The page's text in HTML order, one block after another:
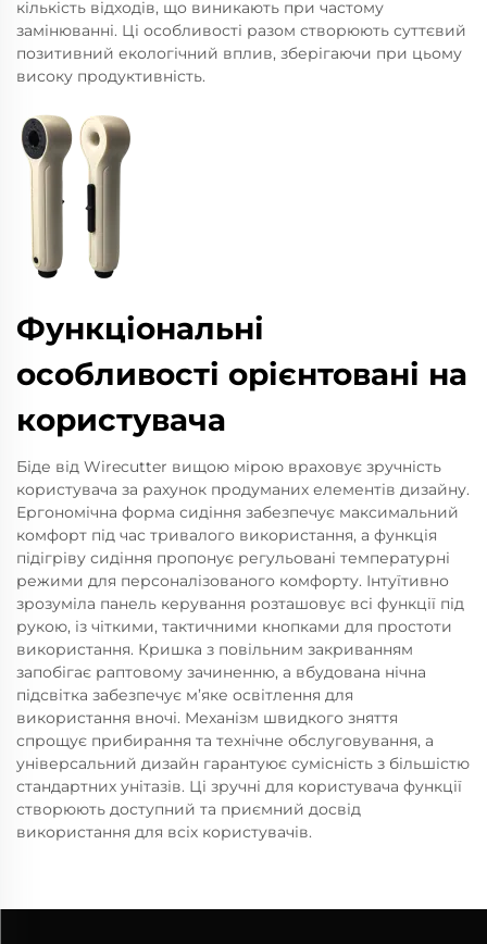
кількість відходів, що виникають при частому
замінюванні. Ці особливості разом створюють суттєвий
позитивний екологічний вплив, зберігаючи при цьому
високу продуктивність.
Функціональні
особливості орієнтовані на
користувача
Біде від Wirecutter вищою мірою враховує зручність
користувача за рахунок продуманих елементів дизайну.
Ергономічна форма сидіння забезпечує максимальний
комфорт під час тривалого використання, а функція
підігріву сидіння пропонує регульовані температурні
режими для персоналізованого комфорту. Інтуїтивно
зрозуміла панель керування розташовує всі функції під
рукою, із чіткими, тактичними кнопками для простоти
використання. Кришка з повільним закриванням
запобігає раптовому зачиненню, а вбудована нічна
підсвітка забезпечує м’яке освітлення для
використання вночі. Механізм швидкого зняття
спрощує прибирання та технічне обслуговування, а
універсальний дизайн гарантуює сумісність з більшістю
стандартних унітазів. Ці зручні для користувача функції
створюють доступний та приємний досвід
використання для всіх користувачів.